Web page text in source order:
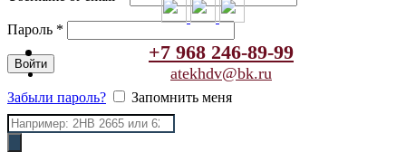
Пароль *
Войти
Забыли пароль? Запомнить меня
+7 968 246-89-99
atekhdv@bk.ru
Поиск
товаров